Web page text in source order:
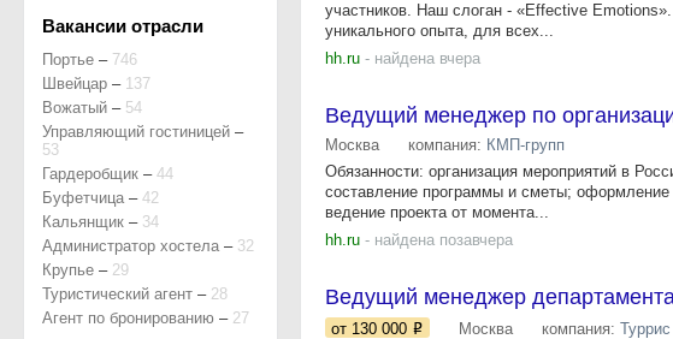
участников. Наш слоган - «Effective
уникального опыта, для всех...
hh.ru - найдена вчера
Ведущий менеджер по
Москва компания: КМП-групп
Обязанности: организация мероприятий в
составление программы и сметы; оформление
ведение проекта от момента...
hh.ru - найдена позавчера
Ведущий менеджер
от 130 000 Москва компания: Туррис
Вакансии отрасли
Портье – 746
Швейцар – 137
Вожатый – 54
Управляющий гостиницей –
53
Гардеробщик – 44
Буфетчица – 42
Кальянщик – 34
Администратор хостела – 32
Крупье – 29
Туристический агент – 28
Агент по бронированию – 27